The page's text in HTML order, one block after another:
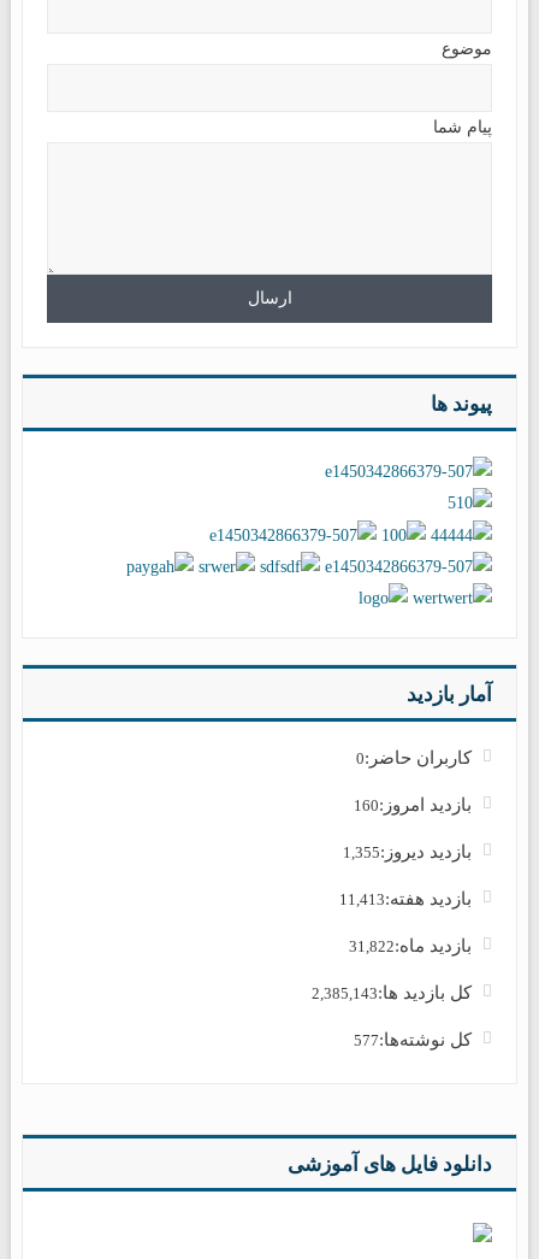
موضوع
پیام شما
پیوند ها
آمار بازدید
کاربران حاضر:0
بازدید امروز:160
بازدید دیروز:1,355
بازدید هفته:11,413
بازدید ماه:31,822
کل بازدید ها:2,385,143
کل نوشته‌ها:577
دانلود فایل های آموزشی